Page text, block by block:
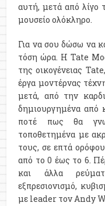
αυτή, μετά από λίγο
μουσείο ολόκληρο.
Για να σου δώσω να
τόση ώρα. Η Tate
της οικογένειας
έργα μοντέρνας
μετά, από την
δημιουργημένα από
ποτέ πως θα
τοποθετημένα με
τους, σε επτά
από το 0 έως το 6.
και άλλα
εξπρεσιονισμό,
με leader τον Andy